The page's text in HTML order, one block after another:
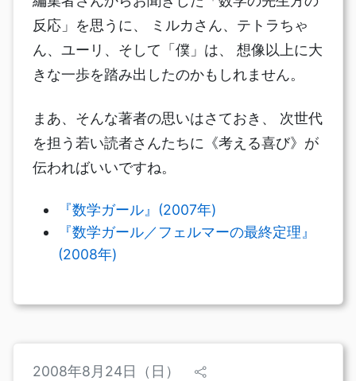
反応」を思うに、 ミルカさん、テトラちゃ
ん、ユーリ、そして「僕」は、 想像以上に大
きな一歩を踏み出したのかもしれません。
まあ、そんな著者の思いはさておき、 次世代
を担う若い読者さんたちに《考える喜び》が
伝わればいいですね。
『数学ガール』(2007年)
『数学ガール／フェルマーの最終定理』
(2008年)
2008年8月24日（日）